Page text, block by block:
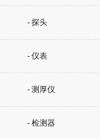
- 探头
- 仪表
- 测厚仪
- 检测器